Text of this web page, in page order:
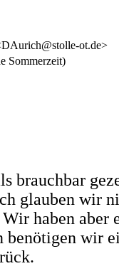
ot.de>
Sommerzeit)
brauchbar
glauben wir
haben
wir